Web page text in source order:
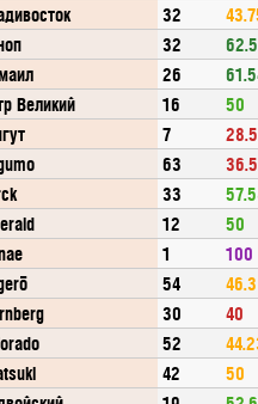
32
32
62.5
26
Великий 16
50
7
63
33
12
50
1
100
54
46.3
30
40
52
42
50